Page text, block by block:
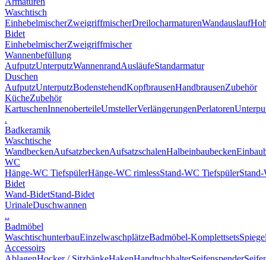
Waschtisch
EinhebelmischerZweigriffmischerDreilocharmaturenWandauslauf
Bidet
EinhebelmischerZweigriffmischer
Wannenbefüllung
AufputzUnterputzWannenrandAusläufeStandarmatur
Duschen
AufputzUnterputzBodenstehendKopfbrausenHandbrausenZubehör
KücheZubehör
KartuschenInnenoberteileUmstellerVerlängerungenPerlatoren
.
Badkeramik
Waschtische
WandbeckenAufsatzbeckenAufsatzschalenHalbeinbaubecken
WC
Hänge-WC TiefspülerHänge-WC rimlessStand-WC Tiefspüler
Bidet
Wand-BidetStand-Bidet
UrinaleDuschwannen
..
Badmöbel
WaschtischunterbauEinzelwaschplätzeBadmöbel-Komplettsets
Accessoirs